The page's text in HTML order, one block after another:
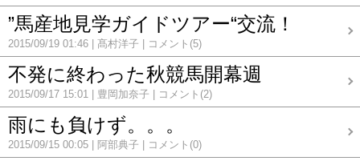
”馬産地見学ガイドツアー“交流！
2015/09/19 01:46 髙村洋子 コメント(5)
不発に終わった秋競馬開幕週
2015/09/17 15:01 豊岡加奈子 コメント(2)
雨にも負けず。。。
2015/09/15 00:05 阿部典子 コメント(0)